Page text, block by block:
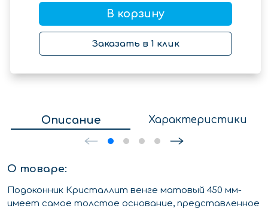
В корзину
Заказать в 1 клик
Описание Характеристики
О товаре:
Подоконник Кристаллит венге матовый 450 мм-
имеет самое толстое основание, представленное